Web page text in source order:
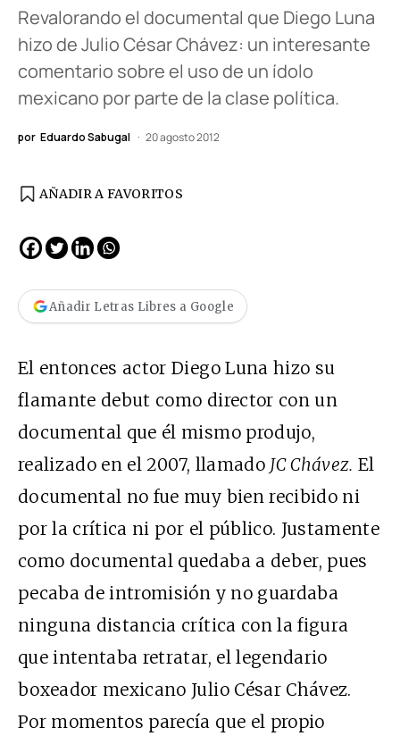
Revalorando el documental que Diego Luna
hizo de Julio César Chávez: un interesante
comentario sobre el uso de un ídolo
mexicano por parte de la clase política.
por Eduardo Sabugal 20 agosto 2012
AÑADIR A FAVORITOS
Añadir Letras Libres a Google
El entonces actor Diego Luna hizo su
flamante debut como director con un
documental que él mismo produjo,
realizado en el 2007, llamado JC Chávez. El
documental no fue muy bien recibido ni
por la crítica ni por el público. Justamente
como documental quedaba a deber, pues
pecaba de intromisión y no guardaba
ninguna distancia crítica con la figura
que intentaba retratar, el legendario
boxeador mexicano Julio César Chávez.
Por momentos parecía que el propio